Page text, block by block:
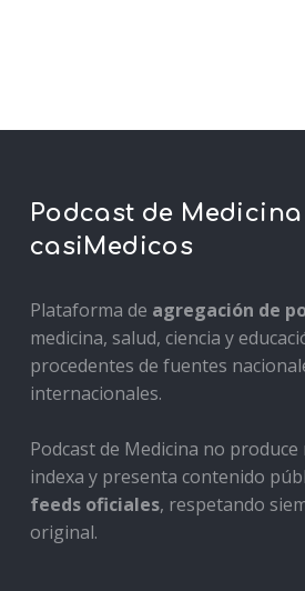
Podcast de Medicina
casiMedicos
Plataforma de agregación de
medicina, salud, ciencia y
procedentes de fuentes
internacionales.
Podcast de Medicina no
indexa y presenta contenido
feeds oficiales, respetando
original.